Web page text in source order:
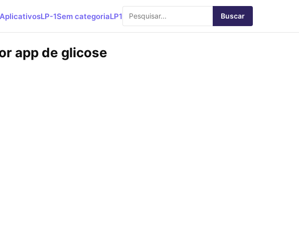
AplicativosLP-1Sem categoriaLP1 Buscar
app de glicose